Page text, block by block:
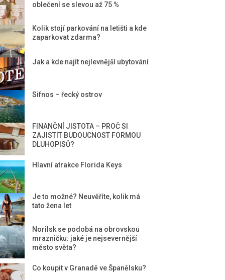
oblečení se slevou až 75 %
Kolik stojí parkování na letišti a kde
zaparkovat zdarma?
Jak a kde najít nejlevnější ubytování
Sifnos – řecký ostrov
FINANČNÍ JISTOTA – PROČ SI
ZAJISTIT BUDOUCNOST FORMOU
DLUHOPISŮ?
Hlavní atrakce Florida Keys
Je to možné? Neuvěříte, kolik má
tato žena let
Norilsk se podobá na obrovskou
mrazničku: jaké je nejsevernější
město světa?
Co koupit v Granadě ve Španělsku?